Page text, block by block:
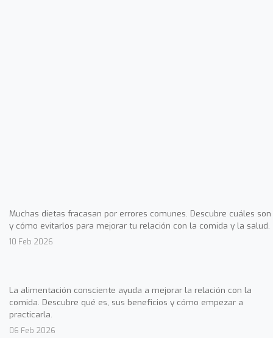
Muchas dietas fracasan por errores comunes. Descubre cuáles son
y cómo evitarlos para mejorar tu relación con la comida y la salud.
10 Feb 2026
La alimentación consciente ayuda a mejorar la relación con la
comida. Descubre qué es, sus beneficios y cómo empezar a
practicarla.
06 Feb 2026